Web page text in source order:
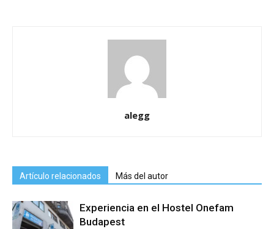
alegg
Artículo relacionados Más del autor
Experiencia en el Hostel Onefam
Budapest